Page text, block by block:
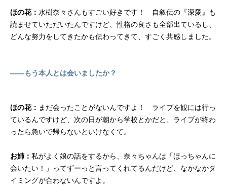
ほの花： 水樹奈々さんもすごい好きです！ 自叙伝の『深愛』も
読ませていただいたんですけど、性格の良さも全部出ているし、
どんな努力をしてきたかも伝わってきて、すごく共感しました。
――もう本人とは会いましたか？
ほの花： まだ会ったことがないんですよ！ ライブを観には行っ
ているんですけど、次の日が朝から学校とかだと、ライブが終わ
ったら急いで帰らないといけなくて。
お姉： 私がよく娘の話をするから、奈々ちゃんは「ほっちゃんに
会いたい！」ってずーっと言ってくれてるんだけど、なかなかタ
イミングが合わないんですよ。